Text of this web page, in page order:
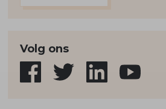
Volg ons